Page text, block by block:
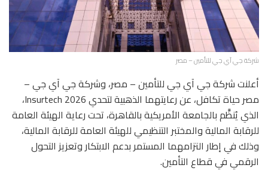
شركة جي آي جي للتأمين – مصر
أعلنت شركة جي آي جي للتأمين – مصر، وشركة جي آي جي –
مصر حياة تكافل، عن رعايتهما الذهبية لتحدي Insurtech 2026،
الذي يُنظَّم بالجامعة الأمريكية بالقاهرة، تحت رعاية الهيئة العامة
للرقابة المالية والمختبر التنظيمي للهيئة العامة للرقابة المالية،
وذلك في إطار التزامهما المستمر بدعم الابتكار وتعزيز التحول
الرقمي في قطاع التأمين.